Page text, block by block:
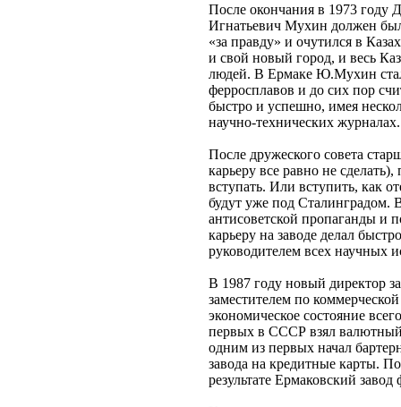
После окончания в 1973 году
Игнатьевич Мухин должен был
«за правду» и очутился в
и свой новый город, и весь
людей. В Ермаке Ю.Мухин стал
ферросплавов и до сих пор
быстро и успешно, имея
научно-технических журналах.
После дружеского совета
карьеру все равно не
вступать. Или вступить, как
будут уже под Сталинградом.
антисоветской пропаганды и
карьеру на заводе делал
руководителем всех научных
В 1987 году новый директор
заместителем по
экономическое состояние
первых в СССР взял валютный
одним из первых начал
завода на кредитные карты.
результате Ермаковский